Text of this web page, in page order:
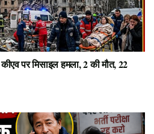
पर मिसाइल हमला, 2 की मौत, 22